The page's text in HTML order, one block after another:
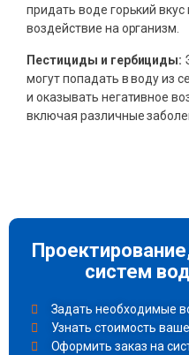
придать воде горький
воздействие на организм.
Пестициды и гербициды:
могут попадать в воду из
и оказывать негативное
включая различные
систем
Задать необходимые
Узнать стоимость
Оформить заказ на